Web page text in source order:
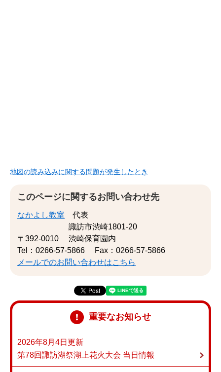
地図の読み込みに関する問題が発生したとき
このページに関するお問い合わせ先
なかよし教室 代表
〒392-0010
諏訪市渋崎1801-20
渋崎保育園内
Tel：0266-57-5866
Fax：0266-57-5866
メールでのお問い合わせはこちら
重要なお知らせ
2026年8月4日更新
第78回諏訪湖祭湖上花火大会 当日情報